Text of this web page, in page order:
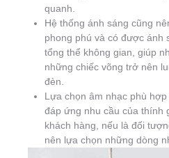
quanh.
Hệ thống ánh sáng cũng
phong phú và có được ánh
tổng thể không gian, giúp
những chiếc võng trở nên
đèn.
Lựa chọn âm nhạc phù
đáp ứng nhu cầu của thính
khách hàng, nếu là đối
nên lựa chọn những dòng